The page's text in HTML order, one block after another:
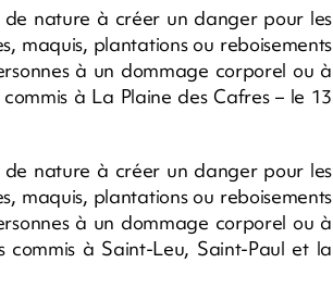
nature à créer un danger pour les
maquis, plantations ou reboisements
à un dommage corporel ou à
à La Plaine des Cafres – le 13
nature à créer un danger pour les
maquis, plantations ou reboisements
à un dommage corporel ou à
commis à Saint-Leu, Saint-Paul et la